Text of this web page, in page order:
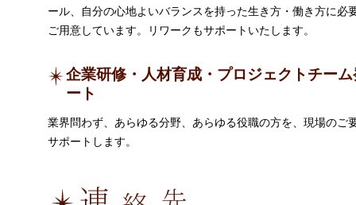
ール、自分の心地よいバランスを持った生き方・働き方に必
ご用意しています。リワークもサポートいたします。
企業研修・人材育成・プロジェクトチー
ート
業界問わず、あらゆる分野、あらゆる役職の方を、現場のご
サポートします。